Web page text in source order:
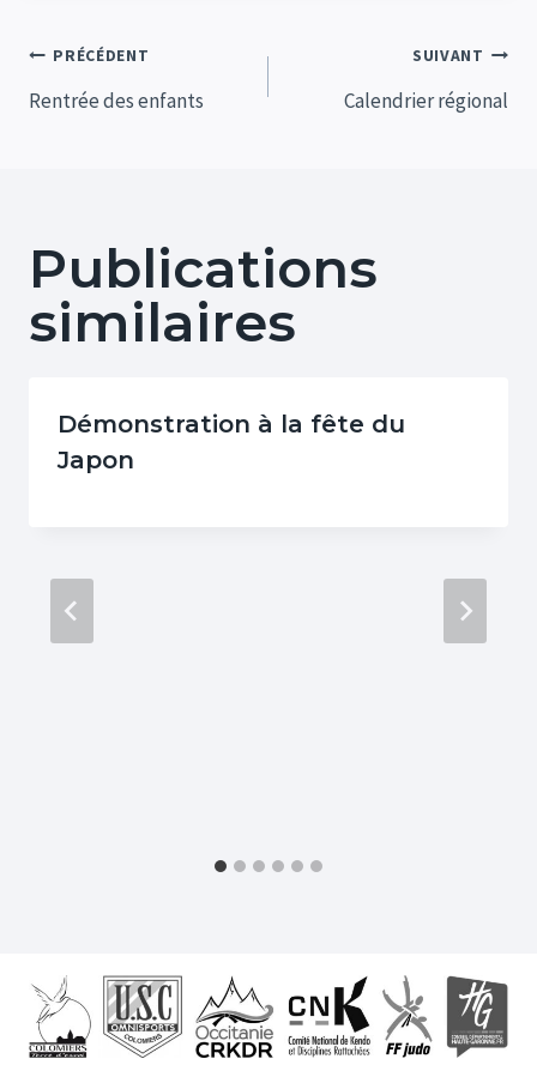
Navigation
de
PRÉCÉDENT
Rentrée des enfants
SUIVANT
Calendrier régional
Publications
similaires
Démonstration à la fête du
Japon